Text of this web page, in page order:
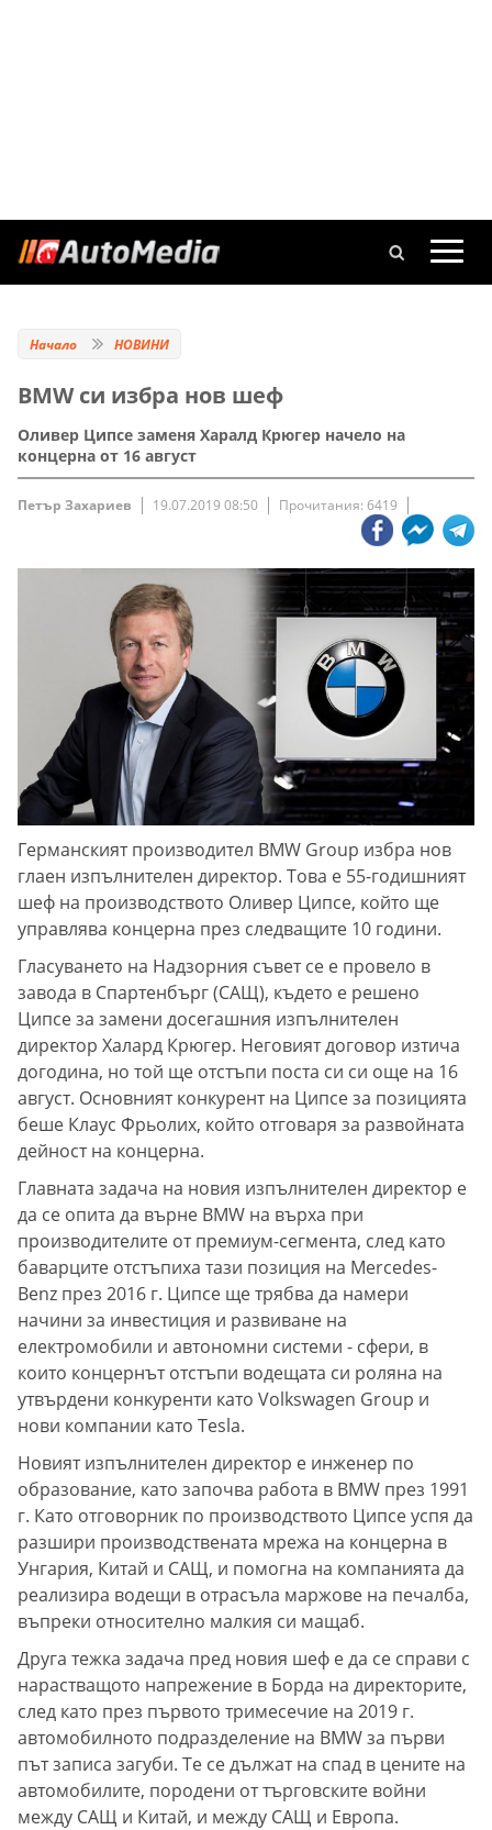
Начало НОВИНИ
BMW си избра нов шеф
Оливер Ципсе заменя Харалд Крюгер начело на
концерна от 16 август
Петър Захариев 19.07.2019 08:50 Прочитания: 6419
Германският производител BMW Group избра нов
глаен изпълнителен директор. Това е 55-годишният
шеф на производството Оливер Ципсе, който ще
управлява концерна през следващите 10 години.
Гласуването на Надзорния съвет се е провело в
завода в Спартенбърг (САЩ), където е решено
Ципсе за замени досегашния изпълнителен
директор Халард Крюгер. Неговият договор изтича
догодина, но той ще отстъпи поста си си още на 16
август. Основният конкурент на Ципсе за позицията
беше Клаус Фрьолих, който отговаря за развойната
дейност на концерна.
Главната задача на новия изпълнителен директор е
да се опита да върне BMW на върха при
производителите от премиум-сегмента, след като
баварците отстъпиха тази позиция на Mercedes-
Benz през 2016 г. Ципсе ще трябва да намери
начини за инвестиция и развиване на
електромобили и автономни системи - сфери, в
които концернът отстъпи водещата си роляна на
утвърдени конкуренти като Volkswagen Group и
нови компании като Tesla.
Новият изпълнителен директор е инженер по
образование, като започва работа в BMW през 1991
г. Като отговорник по производството Ципсе успя да
разшири производствената мрежа на концерна в
Унгария, Китай и САЩ, и помогна на компанията да
реализира водещи в отрасъла маржове на печалба,
въпреки относително малкия си мащаб.
Друга тежка задача пред новия шеф е да се справи с
нарастващото напрежение в Борда на директорите,
след като през първото тримесечие на 2019 г.
автомобилното подразделение на BMW за първи
път записа загуби. Те се дължат на спад в цените на
автомобилите, породени от търговските войни
между САЩ и Китай, и между САЩ и Европа.